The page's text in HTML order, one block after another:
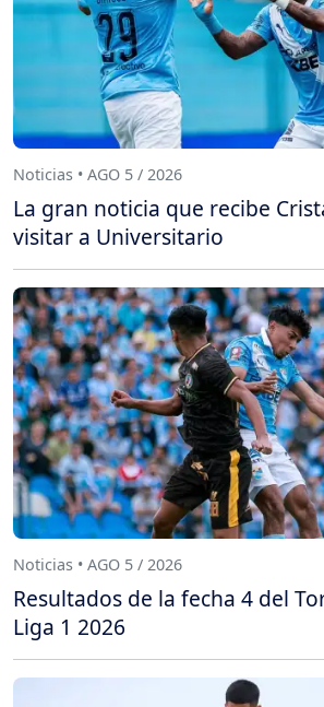
Noticias • AGO 5 / 2026
La gran noticia que recibe
visitar a Universitario
Noticias • AGO 5 / 2026
Resultados de la fecha 4 del
Liga 1 2026